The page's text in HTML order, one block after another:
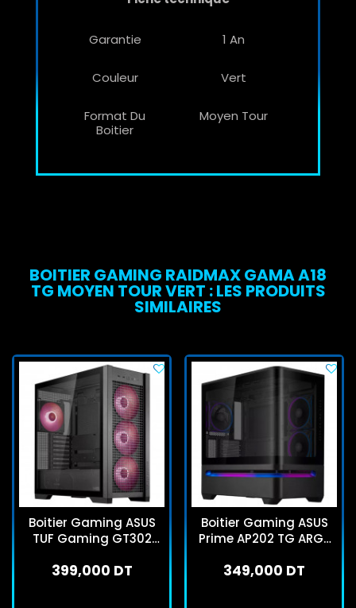
Garantie 1 An
Couleur Vert
Format Du
Boitier
Moyen Tour
BOITIER GAMING RAIDMAX GAMA A18
TG MOYEN TOUR VERT : LES PRODUITS
SIMILAIRES
Boitier Gaming ASUS
TUF Gaming GT302
399,000 DT
Boitier Gaming ASUS
Prime AP202 TG ARGB
349,000 DT